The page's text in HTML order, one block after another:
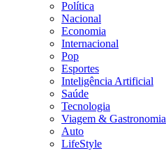
Política
Nacional
Economia
Internacional
Pop
Esportes
Inteligência Artificial
Saúde
Tecnologia
Viagem & Gastronomia
Auto
LifeStyle